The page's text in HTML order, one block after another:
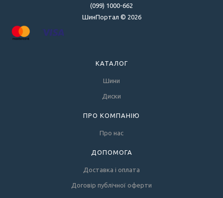
(099) 1000-662
ШинПортал © 2026
КАТАЛОГ
Шини
Диски
ПРО КОМПАНІЮ
Про нас
ДОПОМОГА
Доставка і оплата
Договір публічної оферти